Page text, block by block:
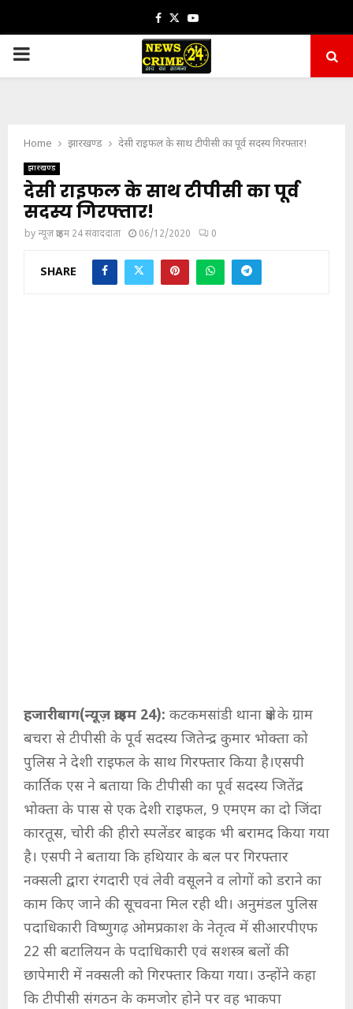
Facebook
TwitterYoutube
PRIMARY
Home झारखण्ड देसी राइफल के साथ टीपीसी का पूर्व सदस्य गिरफ्तार!
झारखण्ड
देसी राइफल के साथ टीपीसी का पूर्व
सदस्य गिरफ्तार!
byन्यूज़ क्राइम 24 संवाददाता 06/12/2020 0
SHARE
हजारीबाग(न्यूज़ क्राइम 24): कटकमसांडी थाना क्षेत्र के ग्राम
बचरा से टीपीसी के पूर्व सदस्य जितेन्द्र कुमार भोक्ता को
पुलिस ने देशी राइफल के साथ गिरफ्तार किया है।एसपी
कार्तिक एस ने बताया कि टीपीसी का पूर्व सदस्य जितेंद्र
भोक्ता के पास से एक देशी राइफल, 9 एमएम का दो जिंदा
कारतूस, चोरी की हीरो स्पलेंडर बाइक भी बरामद किया गया
है। एसपी ने बताया कि हथियार के बल पर गिरफ्तार
नक्सली द्वारा रंगदारी एवं लेवी वसूलने व लोगों को डराने का
काम किए जाने की सूचवना मिल रही थी। अनुमंडल पुलिस
पदाधिकारी विष्णुगढ़ ओमप्रकाश के नेतृत्व में सीआरपीएफ
22 सी बटालियन के पदाधिकारी एवं सशस्त्र बलों की
छापेमारी में नक्सली को गिरफ्तार किया गया। उन्होंने कहा
कि टीपीसी संगठन के कमजोर होने पर वह भाकपा